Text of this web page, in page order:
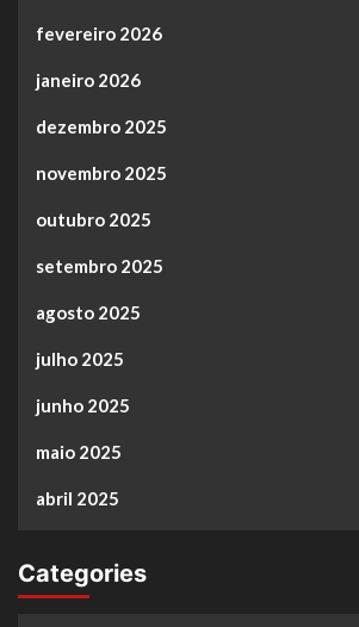
fevereiro 2026
janeiro 2026
dezembro 2025
novembro 2025
outubro 2025
setembro 2025
agosto 2025
julho 2025
junho 2025
maio 2025
abril 2025
Categories